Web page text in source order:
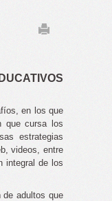
en los que
que cursa los
estrategias
videos, entre
integral de los
de adultos que